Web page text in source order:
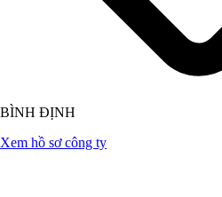
BÌNH ĐỊNH
Xem hồ sơ công ty